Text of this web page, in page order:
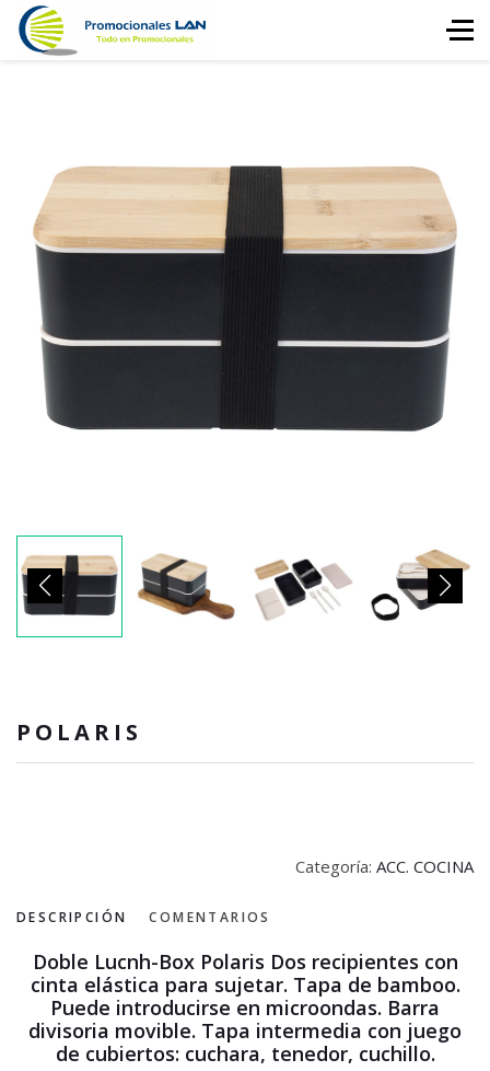
POLARIS
Categoría: ACC. COCINA
DESCRIPCIÓN COMENTARIOS
Doble Lucnh-Box Polaris Dos recipientes con
cinta elástica para sujetar. Tapa de bamboo.
Puede introducirse en microondas. Barra
divisoria movible. Tapa intermedia con juego
de cubiertos: cuchara, tenedor, cuchillo.